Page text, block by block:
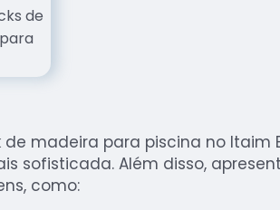
de madeira para piscina no Itaim
sofisticada. Além disso,
como: